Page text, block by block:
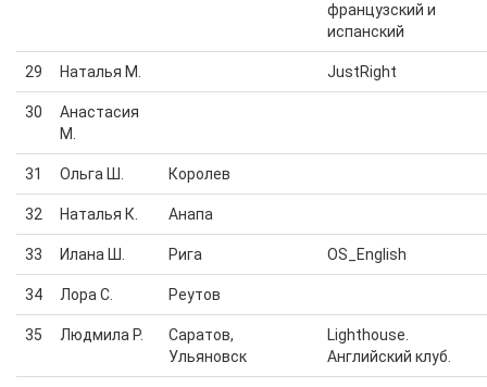
французский и
испанский
29 Наталья М. JustRight
30
Анастасия
М.
31 Ольга Ш. Королев
32 Наталья К. Анапа
33 Илана Ш. Рига OS_English
34 Лора С. Реутов
35 Людмила Р.
Саратов,
Ульяновск
Lighthouse.
Английский клуб.